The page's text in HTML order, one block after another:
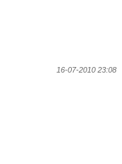
16-07-2010 23:08